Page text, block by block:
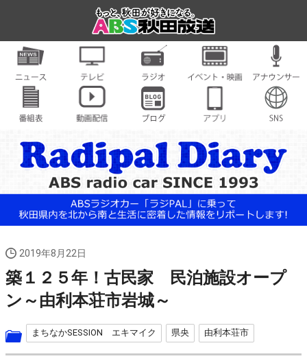
2019年8月22日
築１２５年！古民家 民泊施設オープ
ン～由利本荘市岩城～
まちなかSESSION エキマイク 県央 由利本荘市